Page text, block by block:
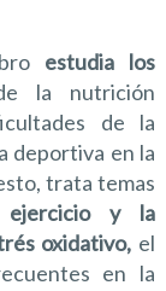
estudia los
la nutrición
de la
deportiva en la
trata temas
ejercicio y la
oxidativo, el
en la